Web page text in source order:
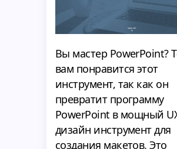
Вы мастер PowerPoint?
вам понравится этот
инструмент, так как он
превратит программу
PowerPoint в мощный
дизайн инструмент для
создания макетов. Это